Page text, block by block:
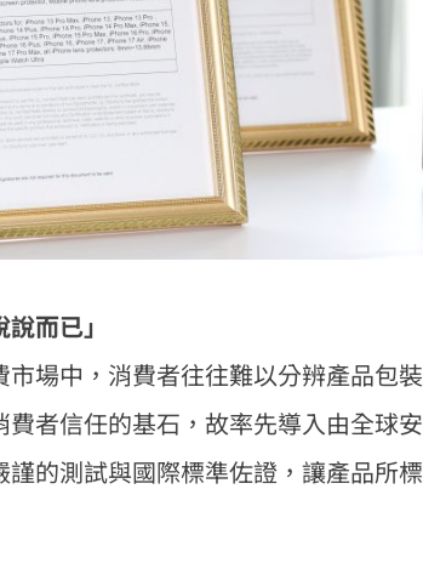
而已」
市場中，消費者往往難以分辨產品包
費者信任的基石，故率先導入由全球
的測試與國際標準佐證，讓產品所